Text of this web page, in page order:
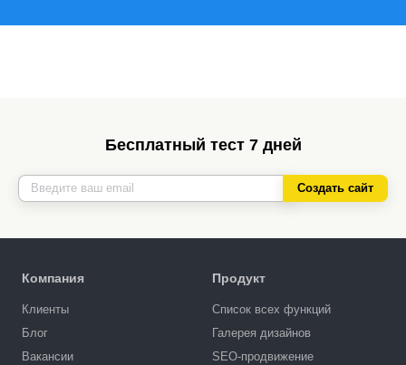
Бесплатный тест 7 дней
Создать сайт
Компания
Клиенты
Блог
Вакансии
Продукт
Список всех функций
Галерея дизайнов
SEO-продвижение